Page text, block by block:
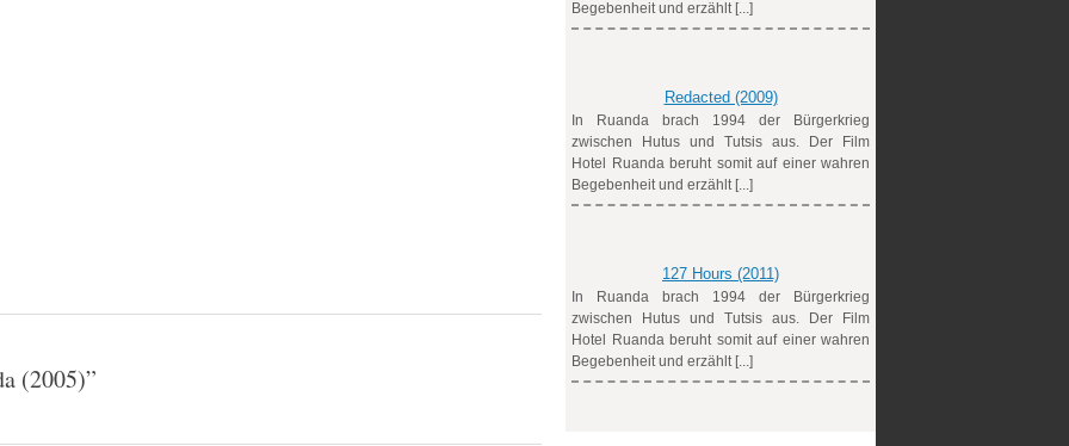
(2005)”
Begebenheit und erzählt [...]
Redacted (2009)
In Ruanda brach 1994 der Bürgerkrieg
zwischen Hutus und Tutsis aus. Der Film
Hotel Ruanda beruht somit auf einer wahren
Begebenheit und erzählt [...]
127 Hours (2011)
In Ruanda brach 1994 der Bürgerkrieg
zwischen Hutus und Tutsis aus. Der Film
Hotel Ruanda beruht somit auf einer wahren
Begebenheit und erzählt [...]